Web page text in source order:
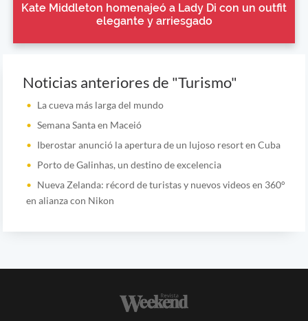
Kate Middleton homenajeó a Lady Di con un outfit
elegante y arriesgado
Noticias anteriores de "Turismo"
La cueva más larga del mundo
Semana Santa en Maceió
Iberostar anunció la apertura de un lujoso resort en Cuba
Porto de Galinhas, un destino de excelencia
Nueva Zelanda: récord de turistas y nuevos videos en 360°
en alianza con Nikon